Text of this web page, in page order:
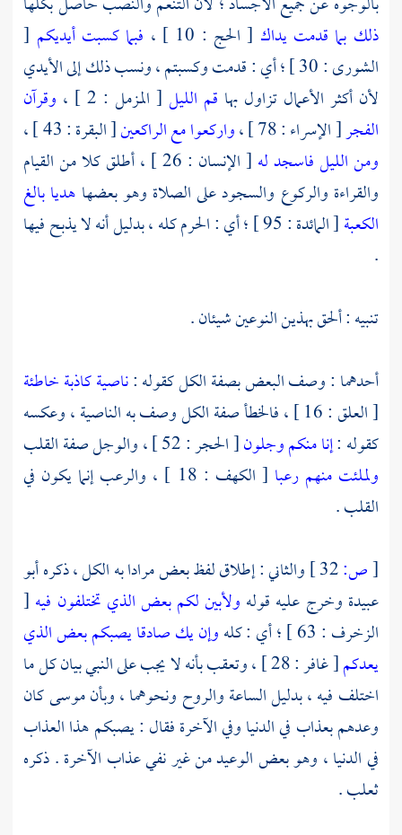
ذلك بما قدمت يداك [ الحج : 10 ] ، فبما كسبت أيديكم [
الشورى : 30 ] ؛ أي : قدمت وكسبتم ، ونسب ذلك إلى الأيدي
لأن أكثر الأعمال تزاول بها قم الليل [ المزمل : 2 ] ،
وقرآن
الفجر[ الإسراء : 78 ] ، واركعوا مع الراكعين[ البقرة : 43 ] ،
ومن الليل فاسجد له
[ الإنسان : 26 ] ، أطلق كلا من القيام
والقراءة والركوع والسجود على الصلاة وهو بعضها هديا بالغ
الكعبة
[ المائدة : 95 ] ؛ أي : الحرم كله ، بدليل أنه لا يذبح فيها
.
تنبيه : ألحق بهذين النوعين شيئان .
أحدهما : وصف البعض بصفة الكل كقوله :ناصية كاذبة خاطئة
[ العلق : 16 ] ، فالخطأ صفة الكل وصف به الناصية ، وعكسه
كقوله :إنا منكم وجلون[ الحجر : 52 ] ، والوجل صفة القلب
ولملئت منهم رعبا
[ الكهف : 18 ] ، والرعب إنما يكون في
القلب .
[ص: والثاني : إطلاق لفظ بعض مرادا به الكل ، ذكرهأبو
عبيدة وخرج عليه قوله ولأبين لكم بعض الذي تختلفون فيه [
الزخرف : 63 ] ؛ أي : كله
وإن يك صادقا يصبكم بعض الذي
يعدكم
[ غافر : 28 ] ، وتعقب بأنه لا يجب على النبي بيان كل ما
اختلف فيه ، بدليل الساعة والروح ونحوهما ، وبأنموسىكان
وعدهم بعذاب في الدنيا وفي الآخرة فقال : يصبكم هذا العذاب
في الدنيا ، وهو بعض الوعيد من غير نفي عذاب الآخرة . ذكره
ثعلب .